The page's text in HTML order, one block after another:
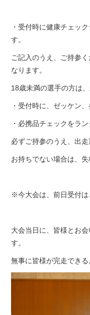
・受付時に健康チェッ
す。
ご記入のうえ、ご持参
なります。
18歳未満の選手の方は
・受付時に、ゼッケン
・必携品チェックをラ
必ずご持参のうえ、出
お持ちでない場合は、失
※今大会は、前日受付は
大会当日に、皆様とお
す。
無事に皆様が完走できる